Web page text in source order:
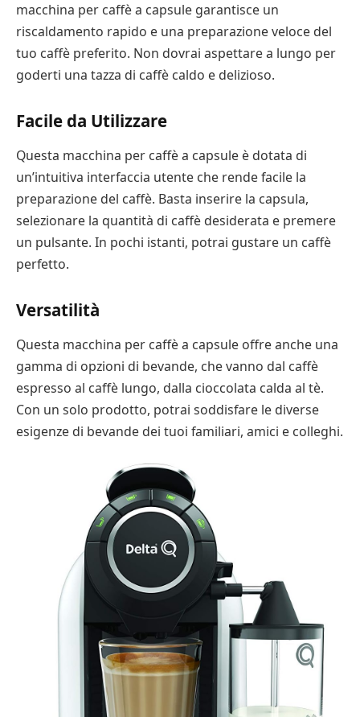
macchina per caffè a capsule garantisce un
riscaldamento rapido e una preparazione veloce del
tuo caffè preferito. Non dovrai aspettare a lungo per
goderti una tazza di caffè caldo e delizioso.
Facile da Utilizzare
Questa macchina per caffè a capsule è dotata di
un’intuitiva interfaccia utente che rende facile la
preparazione del caffè. Basta inserire la capsula,
selezionare la quantità di caffè desiderata e premere
un pulsante. In pochi istanti, potrai gustare un caffè
perfetto.
Versatilità
Questa macchina per caffè a capsule offre anche una
gamma di opzioni di bevande, che vanno dal caffè
espresso al caffè lungo, dalla cioccolata calda al tè.
Con un solo prodotto, potrai soddisfare le diverse
esigenze di bevande dei tuoi familiari, amici e colleghi.